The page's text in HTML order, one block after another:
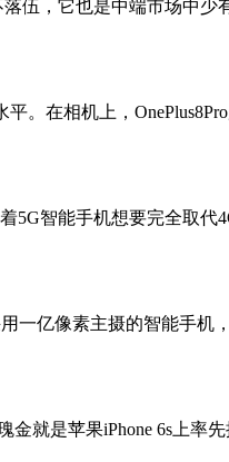
伍，它也是中端市场中少
。在相机上，
5G智能手机想要完全取代
一亿像素主摄的智能手机
就是苹果iPhone 6s上率